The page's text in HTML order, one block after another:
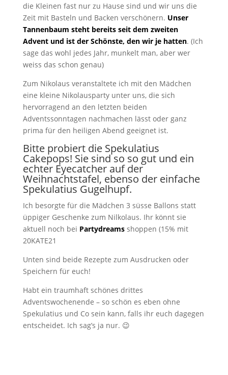
die Kleinen fast nur zu Hause sind und wir uns die
Zeit mit Basteln und Backen verschönern. Unser
Tannenbaum steht bereits seit dem zweiten
Advent und ist der Schönste, den wir je hatten. (Ich
sage das wohl jedes Jahr, munkelt man, aber wer
weiss das schon genau)
Zum Nikolaus veranstaltete ich mit den Mädchen
eine kleine Nikolausparty unter uns, die sich
hervorragend an den letzten beiden
Adventssonntagen nachmachen lässt oder ganz
prima für den heiligen Abend geeignet ist.
Bitte probiert die Spekulatius
Cakepops! Sie sind so so gut und ein
echter Eyecatcher auf der
Weihnachtstafel, ebenso der einfache
Spekulatius Gugelhupf.
Ich besorgte für die Mädchen 3 süsse Ballons statt
üppiger Geschenke zum Nilkolaus. Ihr könnt sie
aktuell noch bei Partydreams shoppen (15% mit
20KATE21
Unten sind beide Rezepte zum Ausdrucken oder
Speichern für euch!
Habt ein traumhaft schönes drittes
Adventswochenende – so schön es eben ohne
Spekulatius und Co sein kann, falls ihr euch dagegen
entscheidet. Ich sag’s ja nur. 😉